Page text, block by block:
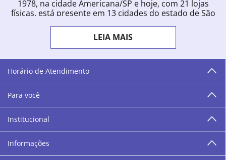
1978, na cidade Americana/SP e hoje, com 21 lojas
físicas, está presente em 13 cidades do estado de São
começou a vender para todo o território brasileiro.
Com uma infinidade de marcas e a filosofia de vender
produtos que vão do popular ao luxo, a Danny
Cosméticos mantém parceria com aproximadamente
300 grandes fornecedores e lançamentos diários na
área de beleza. São 12 centros técnicos que oferecem
programação semanal de cursos e encontros.
“O varejo corre nas nossas veias como nossos valores
humanos, éticos e morais. E que o branco e o azul anil,
as cores da Danny Cosméticos, possam continuar
transmitindo paz e harmonia para todos vocês!”
LEIA MAIS
Horário de Atendimento
Para você
Institucional
Informações